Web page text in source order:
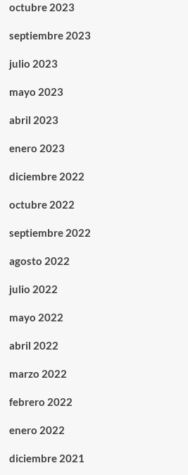
octubre 2023
septiembre 2023
julio 2023
mayo 2023
abril 2023
enero 2023
diciembre 2022
octubre 2022
septiembre 2022
agosto 2022
julio 2022
mayo 2022
abril 2022
marzo 2022
febrero 2022
enero 2022
diciembre 2021